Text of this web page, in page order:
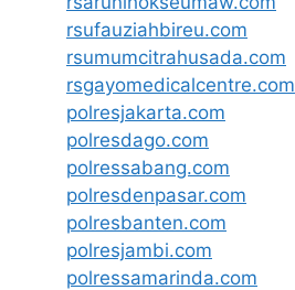
rsufauziahbireu.com
rsumumcitrahusada.com
rsgayomedicalcentre.com
polresjakarta.com
polresdago.com
polressabang.com
polresdenpasar.com
polresbanten.com
polresjambi.com
polressamarinda.com